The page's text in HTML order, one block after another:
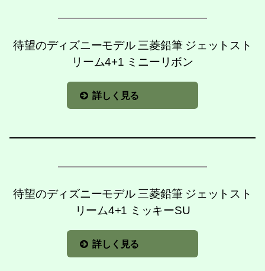
待望のディズニーモデル 三菱鉛筆 ジェットスト
リーム4+1 ミニーリボン
詳しく見る
待望のディズニーモデル 三菱鉛筆 ジェットスト
リーム4+1 ミッキーSU
詳しく見る